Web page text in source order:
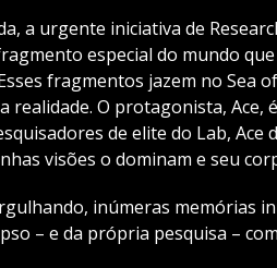
a urgente iniciativa de
especial do mundo
fragmentos jazem no Sea
realidade. O protagonista, Ace,
de elite do Lab, Ace
visões o dominam e seu
inúmeras memórias
– e da própria pesquisa –